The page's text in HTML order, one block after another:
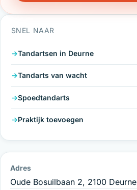
SNEL NAAR
Tandartsen in Deurne
Tandarts van wacht
Spoedtandarts
Praktijk toevoegen
Adres
Oude Bosuilbaan 2, 2100 Deurne